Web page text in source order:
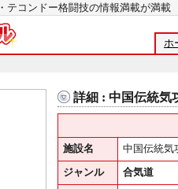
・テコンドー格闘技の情報満載が
ホ
詳細 : 中国伝統気
施設名 中国伝統気
ジャンル 合気道